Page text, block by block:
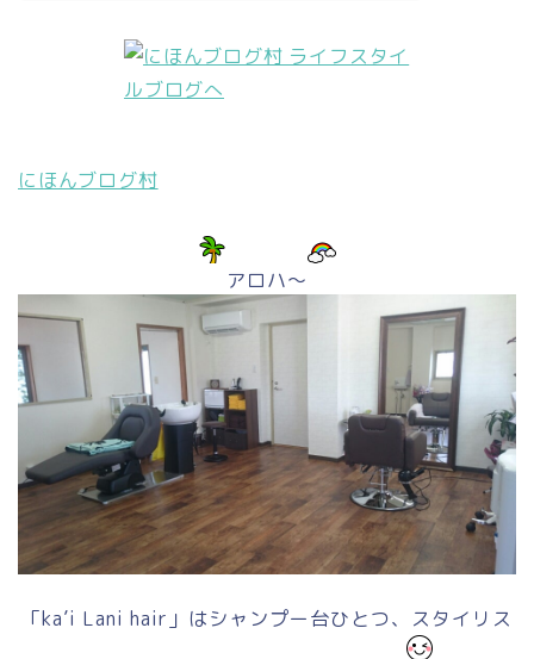
にほんブログ村
アロハ～
「ka’i Lani hair」はシャンプー台ひとつ、スタイリス